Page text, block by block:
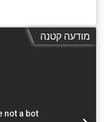
מודעה קטנה